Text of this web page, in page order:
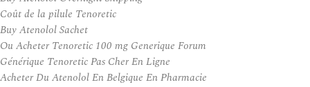
Coût de la pilule Tenoretic
Buy Atenolol Sachet
Ou Acheter Tenoretic 100 mg Generique Forum
Générique Tenoretic Pas Cher En Ligne
Acheter Du Atenolol En Belgique En Pharmacie